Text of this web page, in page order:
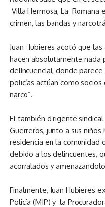
Villa Hermosa, La Romana
crimen, las bandas y
Juan Hubieres acotó que
hacen absolutamente nada
delincuencial, donde
policías actúan como
narco”.
El también dirigente
Guerreros, junto a sus
residencia en la comunidad
debido a los delincuentes,
acorralados y
Finalmente, Juan Hubieres
Policía (MIP) y la